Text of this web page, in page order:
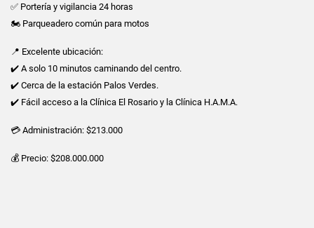
✅ Portería y vigilancia 24 horas
🏍️ Parqueadero común para motos
📍 Excelente ubicación:
✔️ A solo 10 minutos caminando del centro.
✔️ Cerca de la estación Palos Verdes.
✔️ Fácil acceso a la Clínica El Rosario y la Clínica H.A.M.A.
💳 Administración: $213.000
💰 Precio: $208.000.000